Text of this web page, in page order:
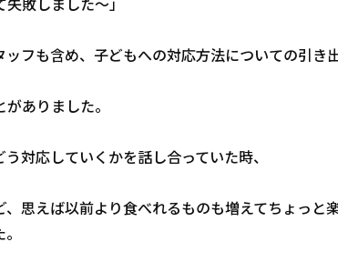
フも含め、子どもへの対応方法についての引き
ありました。
対応していくかを話し合っていた時、
、思えば以前より食べれるものも増えてちょっと